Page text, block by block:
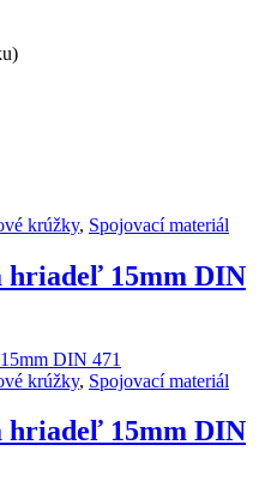
krúžky, Spojovací materiál
hriadeľ 15mm DIN
krúžky, Spojovací materiál
hriadeľ 15mm DIN